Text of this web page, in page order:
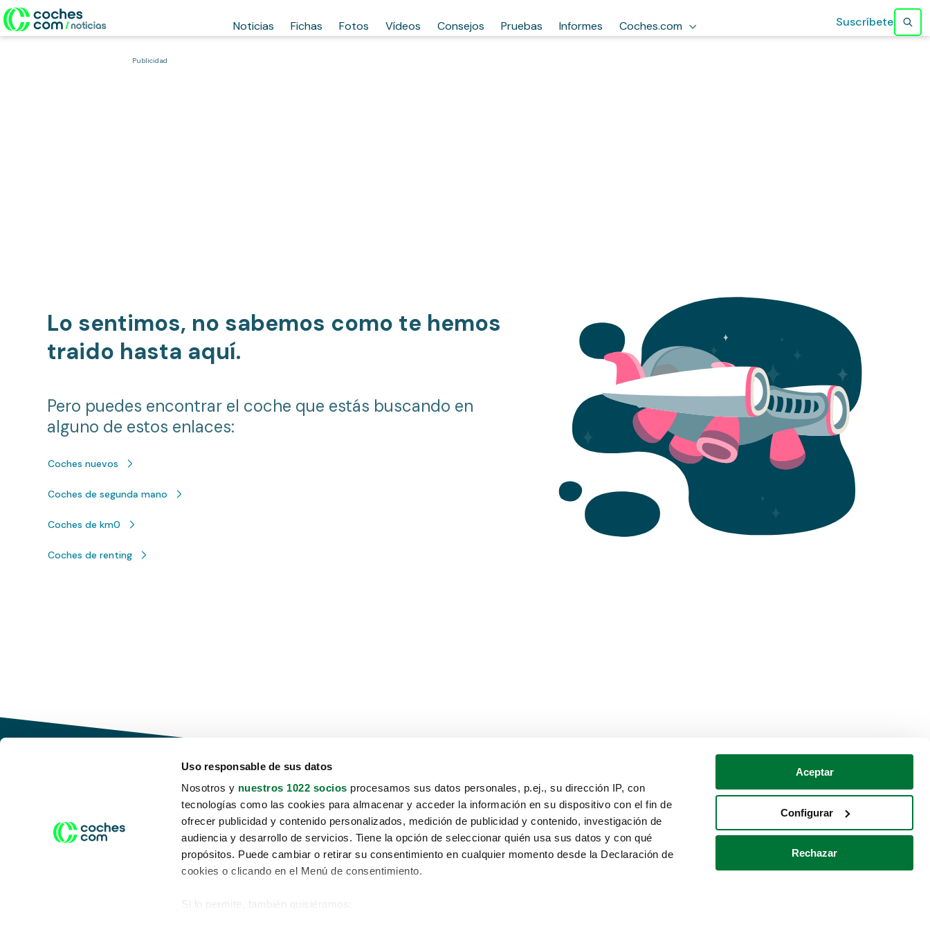
Uso responsable de sus datos
Nosotros y nuestros 1022 socios procesamos sus datos personales, p.ej., su dirección IP, con
tecnologías como las cookies para almacenar y acceder la información en su dispositivo con el fin de
ofrecer publicidad y contenido personalizados, medición de publicidad y contenido, investigación de
audiencia y desarrollo de servicios. Tiene la opción de seleccionar quién usa sus datos y con qué
propósitos. Puede cambiar o retirar su consentimiento en cualquier momento desde la Declaración de
cookies o clicando en el Menú de consentimiento.
Si lo permite, también quisiéramos:
Aceptar
Configurar
Rechazar
Noticias Fichas Fotos Vídeos Consejos Pruebas Informes Coches.com Suscríbete
Publicidad
Lo sentimos, no sabemos como te hemos
traido hasta aquí.
Pero puedes encontrar el coche que estás buscando en
alguno de estos enlaces:
Coches nuevos
Coches de segunda mano
Coches de km0
Coches de renting
Conduce tu futuro,
desata tu movilidad